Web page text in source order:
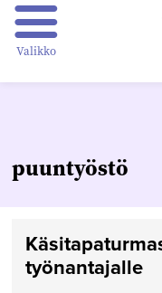
Valikko
puuntyöstö
työnantajalle